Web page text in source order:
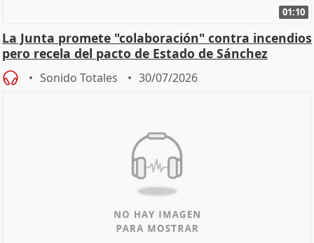
01:10
La Junta promete "colaboración" contra incendios
pero recela del pacto de Estado de Sánchez
Sonido Totales 30/07/2026